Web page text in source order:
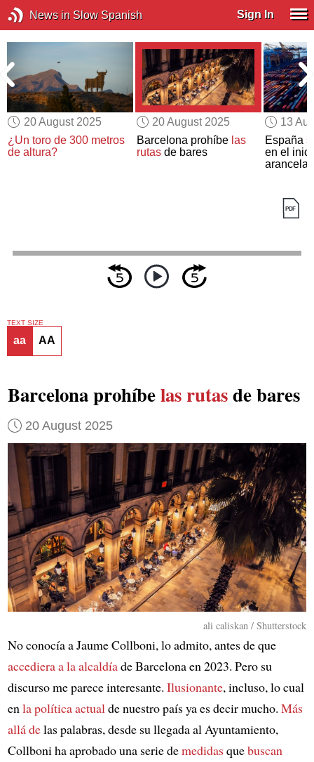
News in Slow Spanish Sign In
20 August 2025
¿Un toro de 300 metros
de altura?
20 August 2025
Barcelona prohíbe las
rutasde bares
13
España
en el
TEXT SIZE
aa AA
Barcelona prohíbelas rutasde bares
20 August 2025
ali caliskan / Shutterstock
No conocía a Jaume Collboni, lo admito, antes de que
accediera a la alcaldíade Barcelona en 2023. Pero su
discurso me parece interesante. Ilusionante, incluso, lo cual
enla política actualde nuestro país ya es decir mucho. Más
allá delas palabras, desde su llegada al Ayuntamiento,
Collboni ha aprobado una serie demedidasquebuscan